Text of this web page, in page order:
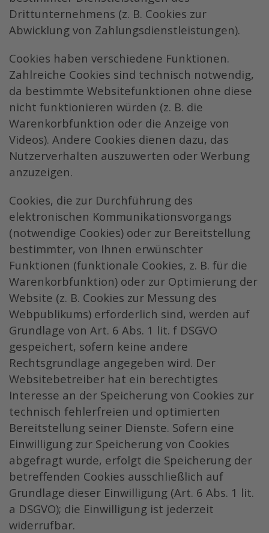
Drittunternehmens (z. B. Cookies zur
Abwicklung von Zahlungsdienstleistungen).
Cookies haben verschiedene Funktionen.
Zahlreiche Cookies sind technisch notwendig,
da bestimmte Websitefunktionen ohne diese
nicht funktionieren würden (z. B. die
Warenkorbfunktion oder die Anzeige von
Videos). Andere Cookies dienen dazu, das
Nutzerverhalten auszuwerten oder Werbung
anzuzeigen.
Cookies, die zur Durchführung des
elektronischen Kommunikationsvorgangs
(notwendige Cookies) oder zur Bereitstellung
bestimmter, von Ihnen erwünschter
Funktionen (funktionale Cookies, z. B. für die
Warenkorbfunktion) oder zur Optimierung der
Website (z. B. Cookies zur Messung des
Webpublikums) erforderlich sind, werden auf
Grundlage von Art. 6 Abs. 1 lit. f DSGVO
gespeichert, sofern keine andere
Rechtsgrundlage angegeben wird. Der
Websitebetreiber hat ein berechtigtes
Interesse an der Speicherung von Cookies zur
technisch fehlerfreien und optimierten
Bereitstellung seiner Dienste. Sofern eine
Einwilligung zur Speicherung von Cookies
abgefragt wurde, erfolgt die Speicherung der
betreffenden Cookies ausschließlich auf
Grundlage dieser Einwilligung (Art. 6 Abs. 1 lit.
a DSGVO); die Einwilligung ist jederzeit
widerrufbar.